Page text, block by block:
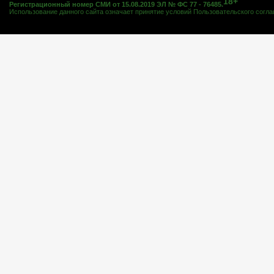
Регистрационный номер СМИ от 15.08.2019 ЭЛ № ФС 77 - 76485.
Использование данного сайта означает принятие условий Пользовательского